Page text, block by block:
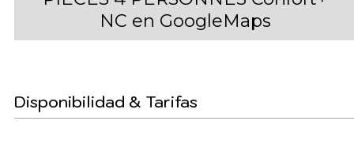
NC en GoogleMaps
Disponibilidad & Tarifas